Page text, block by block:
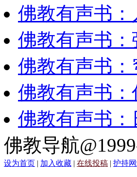
佛教有声书
佛教有声书
佛教有声书
佛教有声书
佛教有声书
佛教导航
设为首页 | 加入收藏 | 在线投稿 | 护持